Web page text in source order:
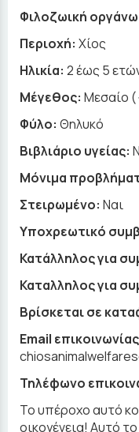
Φιλοζωική
Περιοχή: Χίος
Ηλικία: 2 έως 5
Μέγεθος: Μεσαίο
Φύλο: Θηλυκό
Βιβλιάριο υγείας:
Μόνιμα
Στειρωμένο: Ναι
Υποχρεωτικό
Κατάλληλος για
Καταλληλος για
Βρίσκεται σε
Email
Τηλέφωνο
Το υπέροχο αυτό
οικογένεια! Αυτό